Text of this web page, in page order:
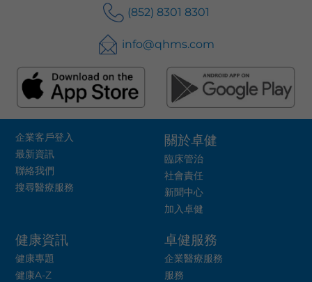
(852) 8301 8301
info@qhms.com
企業客戶登入
最新資訊
聯絡我們
搜尋醫療服務
關於卓健
臨床管治
社會責任
新聞中心
加入卓健
健康資訊
健康專題
健康A-Z
卓健服務
企業醫療服務
服務